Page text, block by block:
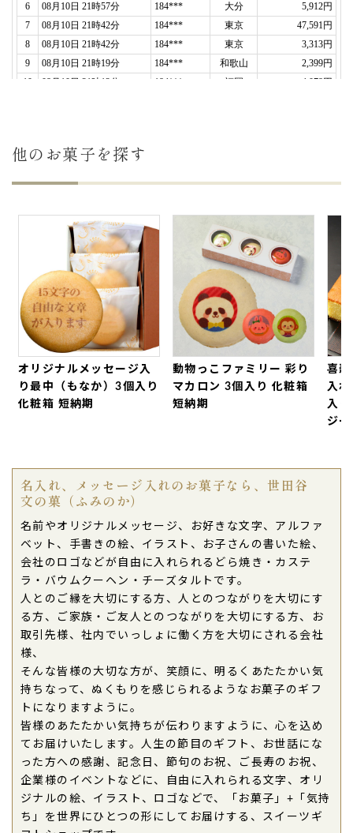
他のお菓子を探す
オリジナルメッセージ入
り最中（もなか）3個入り
化粧箱 短納期
動物っこファミリー 彩り
マカロン 3個入り 化粧箱
短納期
喜
入
入
ジ
名入れ、メッセージ入れのお菓子なら、世田谷
文の菓（ふみのか）
名前やオリジナルメッセージ、お好きな文字、アルファ
ベット、手書きの絵、イラスト、お子さんの書いた絵、
会社のロゴなどが自由に入れられるどら焼き・カステ
ラ・バウムクーヘン・チーズタルトです。
人とのご縁を大切にする方、人とのつながりを大切にす
る方、ご家族・ご友人とのつながりを大切にする方、お
取引先様、社内でいっしょに働く方を大切にされる会社
様、
そんな皆様の大切な方が、笑顔に、明るくあたたかい気
持ちなって、ぬくもりを感じられるようなお菓子のギフ
トになりますように。
皆様のあたたかい気持ちが伝わりますように、心を込め
てお届けいたします。人生の節目のギフト、お世話にな
った方への感謝、記念日、節句のお祝、ご長寿のお祝、
企業様のイベントなどに、自由に入れられる文字、オリ
ジナルの絵、イラスト、ロゴなどで、「お菓子」+「気持
ち」を世界にひとつの形にしてお届けする、スイーツギ